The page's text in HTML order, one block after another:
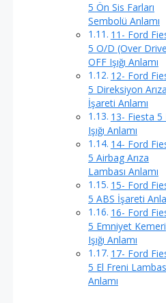
5 Ön Sis Farları
Sembolü Anlamı
11- Ford
5 O/D (Over
OFF Işığı Anlamı
12- Ford
5 Direksiyon Arıza
İşareti Anlamı
13- Fiesta 5
Işığı Anlamı
14- Ford
5 Airbag Arıza
Lambası Anlamı
15- Ford
5 ABS İşareti
16- Ford
5 Emniyet Kemeri
Işığı Anlamı
17- Ford
5 El Freni
Anlamı